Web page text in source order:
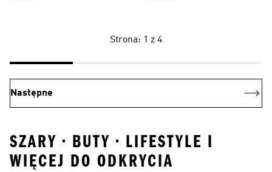
Strona: 1 z 4
Następne
SZARY • BUTY • LIFESTYLE I
WIĘCEJ DO ODKRYCIA